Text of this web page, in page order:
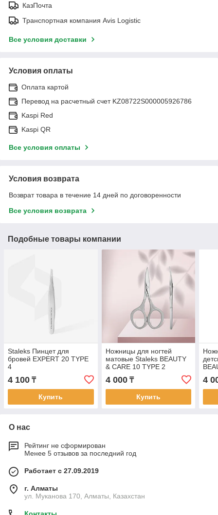
КазПочта
Транспортная компания Avis Logistic
Все условия доставки
Условия оплаты
Оплата картой
Перевод на расчетный счет KZ08722S000005926786
Kaspi Red
Kaspi QR
Все условия оплаты
Условия возврата
Возврат товара в течение 14 дней по договоренности
Все условия возврата
Подобные товары компании
Staleks Пинцет для
бровей EXPERT 20 TYPE
4
4 100 ₸
Купить
Ножницы для ногтей
матовые Staleks BEAUTY
& CARE 10 TYPE 2
4 000₸
Купить
4
О нас
Рейтинг не сформирован
Менее 5 отзывов за последний год
Работает с 27.09.2019
г. Алматы
ул. Муканова 170, Алматы, Казахстан